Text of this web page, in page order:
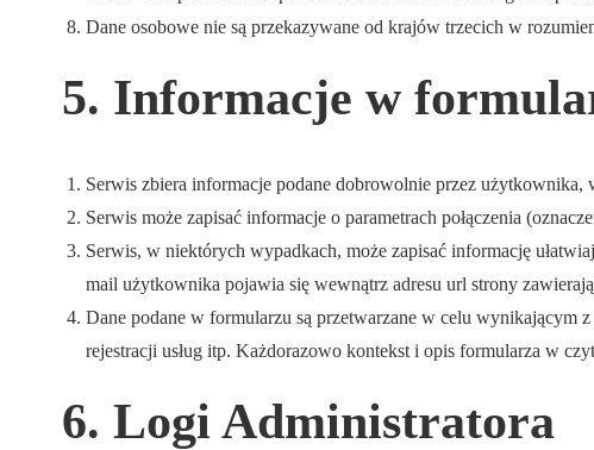
Dane osobowe nie są przekazywane od krajów trzecich w
5. Informacje w
Serwis zbiera informacje podane dobrowolnie przez użytkownika,
Serwis może zapisać informacje o parametrach połączenia
Serwis, w niektórych wypadkach, może zapisać informację
mail użytkownika pojawia się wewnątrz adresu url strony
Dane podane w formularzu są przetwarzane w celu wynikającym
rejestracji usług itp. Każdorazowo kontekst i opis formularza w
6. Logi Administratora